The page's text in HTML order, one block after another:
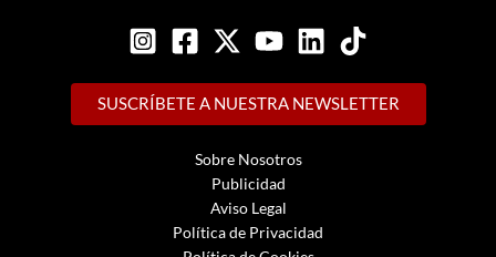
SUSCRÍBETE A NUESTRA NEWSLETTER
Sobre Nosotros
Publicidad
Aviso Legal
Política de Privacidad